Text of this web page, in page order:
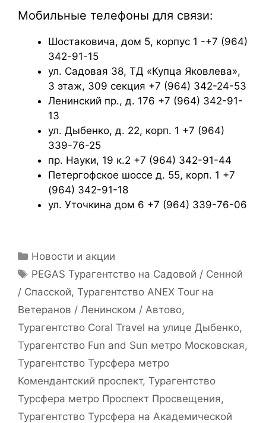
Мобильные телефоны для связи:
Шостаковича, дом 5, корпус 1 -+7 (964)
342-91-15
ул. Садовая 38, ТД «Купца Яковлева»,
3 этаж, 309 секция +7 (964) 342-24-53
Ленинский пр., д. 176 +7 (964) 342-91-
13
ул. Дыбенко, д. 22, корп. 1 +7 (964)
339-76-25
пр. Науки, 19 к.2 +7 (964) 342-91-44
Петергофское шоссе д. 55, корп. 1 +7
(964) 342-91-18
ул. Уточкина дом 6 +7 (964) 339-76-06
Новости и акции
PEGAS Турагентство на Садовой / Сенной
/ Спасской, Турагентство ANEX Tour на
Ветеранов / Ленинском / Автово,
Турагентство Coral Travel на улице Дыбенко,
Турагентство Fun and Sun метро Московская,
Турагентство Турсфера метро
Комендантский проспект, Турагентство
Турсфера метро Проспект Просвещения,
Турагентство Турсфера на Академической